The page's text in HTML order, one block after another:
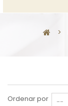
>
Ordenar por